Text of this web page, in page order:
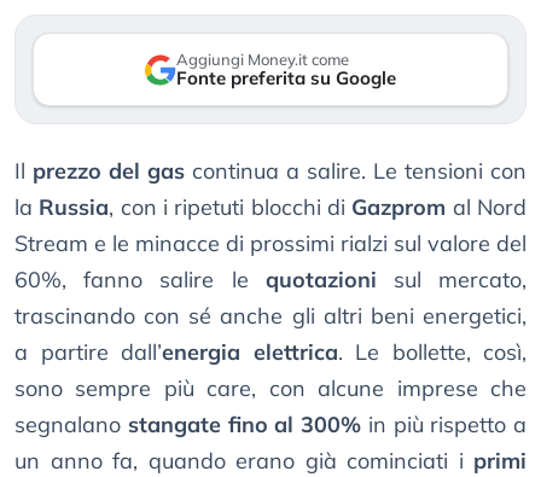
Aggiungi Money.it come
Fonte preferita su Google
Il prezzo del gas continua a salire. Le tensioni con
la Russia, con i ripetuti blocchi di Gazprom al Nord
Stream e le minacce di prossimi rialzi sul valore del
60%, fanno salire le quotazioni sul mercato,
trascinando con sé anche gli altri beni energetici,
a partire dall’energia elettrica. Le bollette, così,
sono sempre più care, con alcune imprese che
segnalano stangate fino al 300% in più rispetto a
un anno fa, quando erano già cominciati i primi